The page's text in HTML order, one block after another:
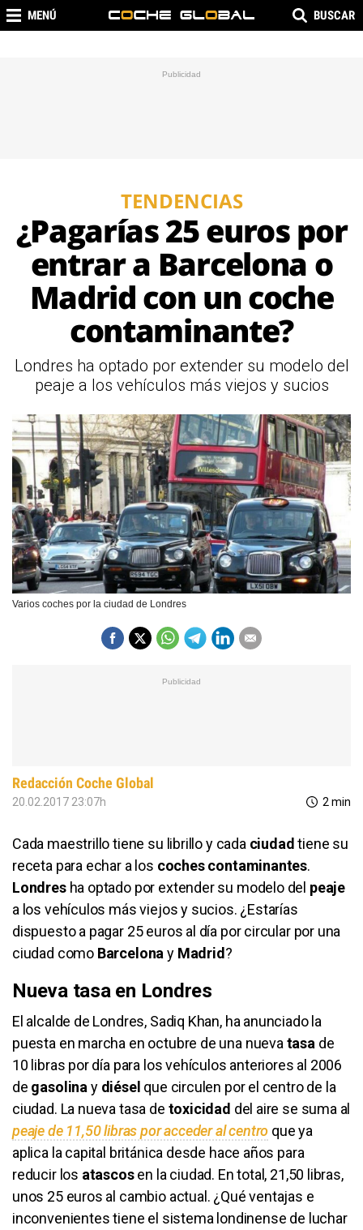
MENÚ BUSCAR
TENDENCIAS
¿Pagarías 25 euros por
entrar a Barcelona o
Madrid con un coche
contaminante?
Londres ha optado por extender su modelo del
peaje a los vehículos más viejos y sucios
Varios coches por la ciudad de Londres
Redacción Coche Global
20.02.2017 23:07h 2 min
Cada maestrillo tiene su librillo y cada ciudadtiene su
receta para echar a los coches contaminantes.
Londresha optado por extender su modelo del peaje
a los vehículos más viejos y sucios. ¿Estarías
dispuesto a pagar 25 euros al día por circular por una
ciudad como Barcelona y Madrid?
Nueva tasa en Londres
El alcalde de Londres, Sadiq Khan, ha anunciado la
puesta en marcha en octubre de una nueva tasa de
10 libras por día para los vehículos anteriores al 2006
de gasolina y diésel que circulen por el centro de la
ciudad. La nueva tasa de toxicidad del aire se suma al
peaje de 11,50 libras por acceder al centro que ya
aplica la capital británica desde hace años para
reducir los atascosen la ciudad. En total, 21,50 libras,
unos 25 euros al cambio actual. ¿Qué ventajas e
inconvenientes tiene el sistema londinense de luchar